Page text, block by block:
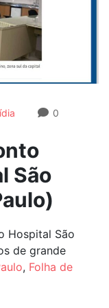
0
São
Hospital São
de grande
, Folha de